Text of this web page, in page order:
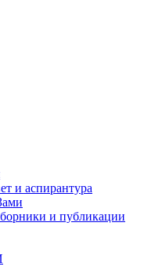
и аспирантура
и публикации